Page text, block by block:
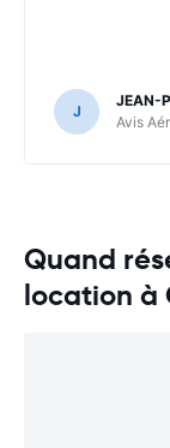
J
JEAN-
Avis
Quand
location à